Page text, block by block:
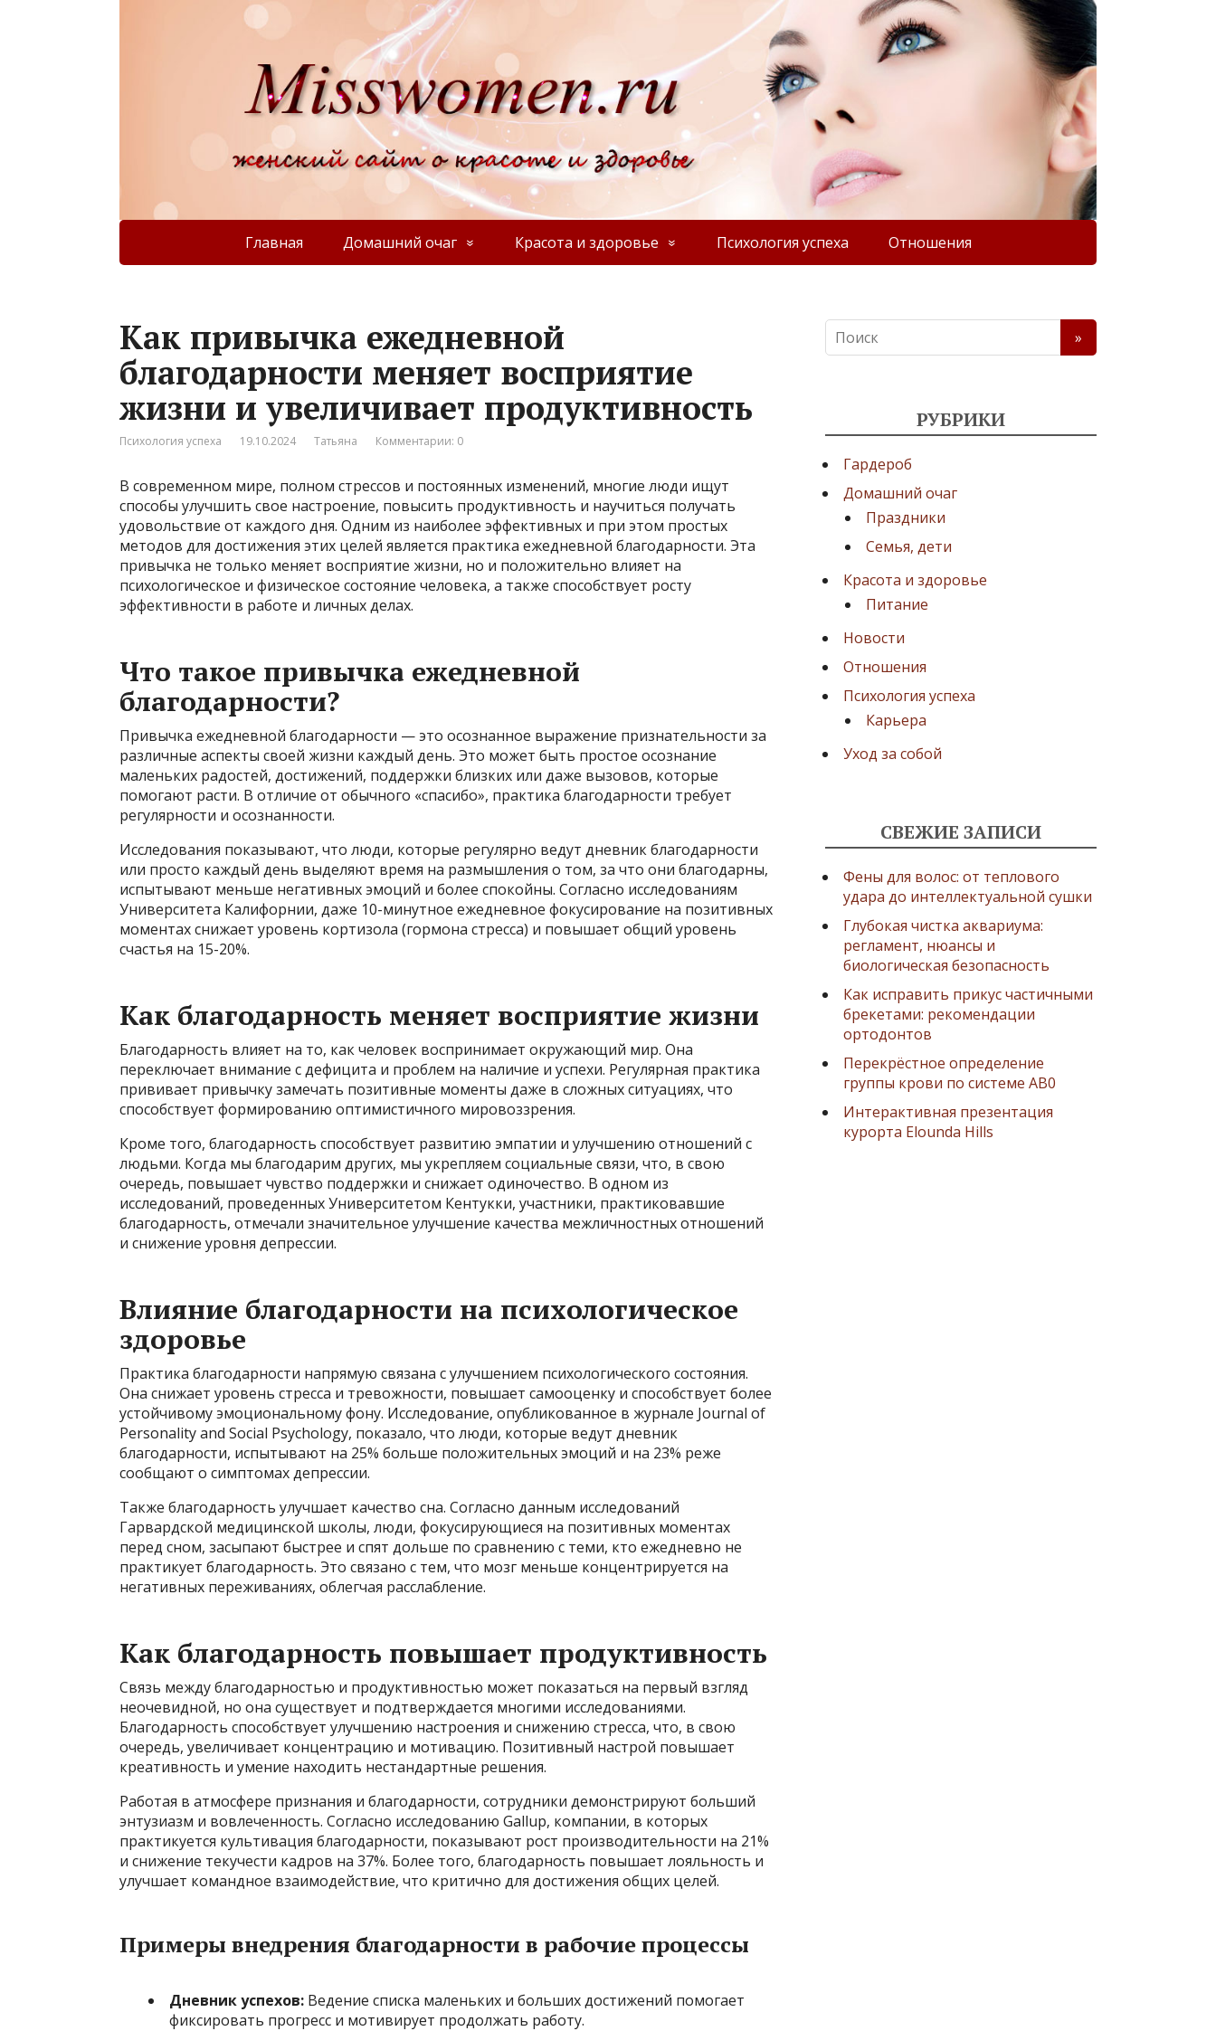
Главная Домашний очаг Красота и здоровье Психология успеха Отношения
Как привычка ежедневной
благодарности меняет восприятие
жизни и увеличивает продуктивность
Психология успеха 19.10.2024 Татьяна Комментарии: 0
В современном мире, полном стрессов и постоянных изменений, многие люди ищут
способы улучшить свое настроение, повысить продуктивность и научиться получать
удовольствие от каждого дня. Одним из наиболее эффективных и при этом простых
методов для достижения этих целей является практика ежедневной благодарности. Эта
привычка не только меняет восприятие жизни, но и положительно влияет на
психологическое и физическое состояние человека, а также способствует росту
эффективности в работе и личных делах.
Что такое привычка ежедневной
благодарности?
Привычка ежедневной благодарности — это осознанное выражение признательности за
различные аспекты своей жизни каждый день. Это может быть простое осознание
маленьких радостей, достижений, поддержки близких или даже вызовов, которые
помогают расти. В отличие от обычного «спасибо», практика благодарности требует
регулярности и осознанности.
Исследования показывают, что люди, которые регулярно ведут дневник благодарности
или просто каждый день выделяют время на размышления о том, за что они благодарны,
испытывают меньше негативных эмоций и более спокойны. Согласно исследованиям
Университета Калифорнии, даже 10-минутное ежедневное фокусирование на позитивных
моментах снижает уровень кортизола (гормона стресса) и повышает общий уровень
счастья на 15-20%.
Как благодарность меняет восприятие жизни
Благодарность влияет на то, как человек воспринимает окружающий мир. Она
переключает внимание с дефицита и проблем на наличие и успехи. Регулярная практика
прививает привычку замечать позитивные моменты даже в сложных ситуациях, что
способствует формированию оптимистичного мировоззрения.
Кроме того, благодарность способствует развитию эмпатии и улучшению отношений с
людьми. Когда мы благодарим других, мы укрепляем социальные связи, что, в свою
очередь, повышает чувство поддержки и снижает одиночество. В одном из
исследований, проведенных Университетом Кентукки, участники, практиковавшие
благодарность, отмечали значительное улучшение качества межличностных отношений
и снижение уровня депрессии.
Влияние благодарности на психологическое
здоровье
Практика благодарности напрямую связана с улучшением психологического состояния.
Она снижает уровень стресса и тревожности, повышает самооценку и способствует более
устойчивому эмоциональному фону. Исследование, опубликованное в журнале Journal of
Personality and Social Psychology, показало, что люди, которые ведут дневник
благодарности, испытывают на 25% больше положительных эмоций и на 23% реже
сообщают о симптомах депрессии.
Также благодарность улучшает качество сна. Согласно данным исследований
Гарвардской медицинской школы, люди, фокусирующиеся на позитивных моментах
перед сном, засыпают быстрее и спят дольше по сравнению с теми, кто ежедневно не
практикует благодарность. Это связано с тем, что мозг меньше концентрируется на
негативных переживаниях, облегчая расслабление.
Как благодарность повышает продуктивность
Связь между благодарностью и продуктивностью может показаться на первый взгляд
неочевидной, но она существует и подтверждается многими исследованиями.
Благодарность способствует улучшению настроения и снижению стресса, что, в свою
очередь, увеличивает концентрацию и мотивацию. Позитивный настрой повышает
креативность и умение находить нестандартные решения.
Работая в атмосфере признания и благодарности, сотрудники демонстрируют больший
энтузиазм и вовлеченность. Согласно исследованию Gallup, компании, в которых
практикуется культивация благодарности, показывают рост производительности на 21%
и снижение текучести кадров на 37%. Более того, благодарность повышает лояльность и
улучшает командное взаимодействие, что критично для достижения общих целей.
Примеры внедрения благодарности в рабочие процессы
Дневник успехов: Ведение списка маленьких и больших достижений помогает
фиксировать прогресс и мотивирует продолжать работу.
РУБРИКИ
Гардероб
Домашний очаг
Праздники
Семья, дети
Красота и здоровье
Питание
Новости
Отношения
Психология успеха
Карьера
Уход за собой
СВЕЖИЕ ЗАПИСИ
Фены для волос: от теплового
удара до интеллектуальной сушки
Глубокая чистка аквариума:
регламент, нюансы и
биологическая безопасность
Как исправить прикус частичными
брекетами: рекомендации
ортодонтов
Перекрёстное определение
группы крови по системе AB0
Интерактивная презентация
курорта Elounda Hills